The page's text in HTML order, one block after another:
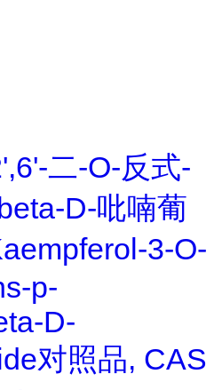
二-O-反式-
D-吡喃葡
3-O-
p-
D-
对照品, CAS